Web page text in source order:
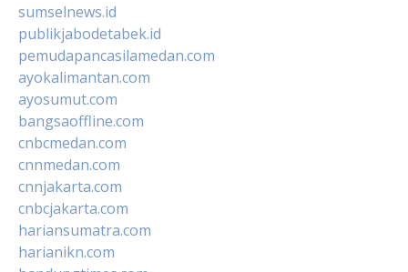
sumselnews.id
publikjabodetabek.id
pemudapancasilamedan.com
ayokalimantan.com
ayosumut.com
bangsaoffline.com
cnbcmedan.com
cnnmedan.com
cnnjakarta.com
cnbcjakarta.com
hariansumatra.com
harianikn.com